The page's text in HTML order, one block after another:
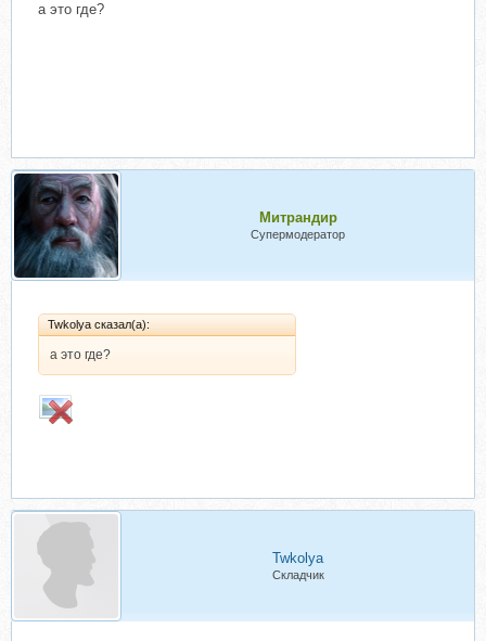
а это где?
Митрандир
Супермодератор
Twkolya сказал(а):
а это где?
Twkolya
Складчик